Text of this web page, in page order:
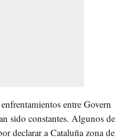
entre Govern
sido constantes. Algunos de
declarar a Cataluña zona de